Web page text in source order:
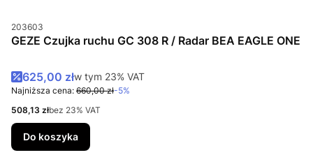
Kod produktu
203603
GEZE Czujka ruchu GC 308 R / Radar BEA EAGLE ONE
Cena promocyjna brutto
625,00 złw tym %s VAT
w tym 23% VAT
Najniższa cena: 660,00 zł-5%
Cena netto
508,13 złbez 23% VAT
Do koszyka